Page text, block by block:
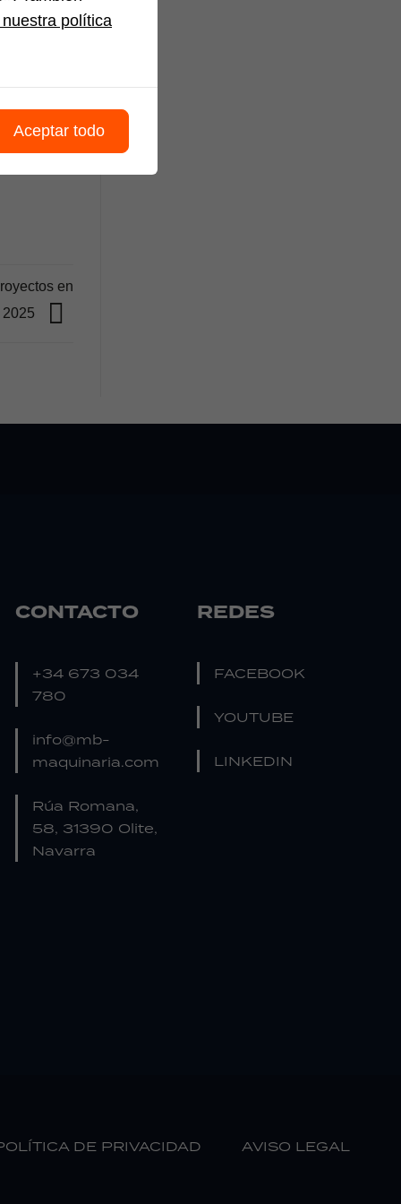
de
en
CONTACTO
+34 673 034
780
info@mb-
maquinaria.com
Rúa Romana,
58, 31390 Olite,
Navarra
REDES
FACEBOOK
YOUTUBE
LINKEDIN
DE PRIVACIDAD AVISO LEGAL
nuestra política
Aceptar todo